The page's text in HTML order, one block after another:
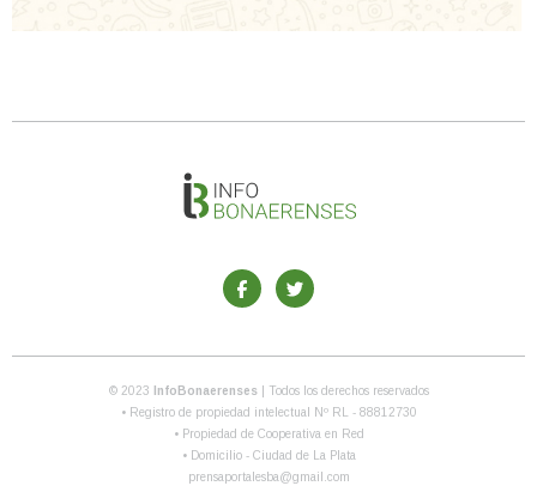
© 2023 InfoBonaerenses
| Todos los derechos reservados
• Registro de propiedad intelectual Nº RL - 88812730
• Propiedad de Cooperativa en Red
• Domicilio - Ciudad de La Plata
prensaportalesba@gmail.com